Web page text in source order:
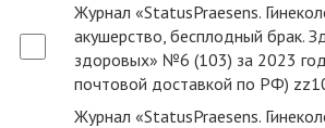
Журнал «StatusPraesens.
акушерство, бесплодный брак.
здоровых» №6 (103) за 2023
почтовой доставкой по РФ)
Журнал «StatusPraesens.